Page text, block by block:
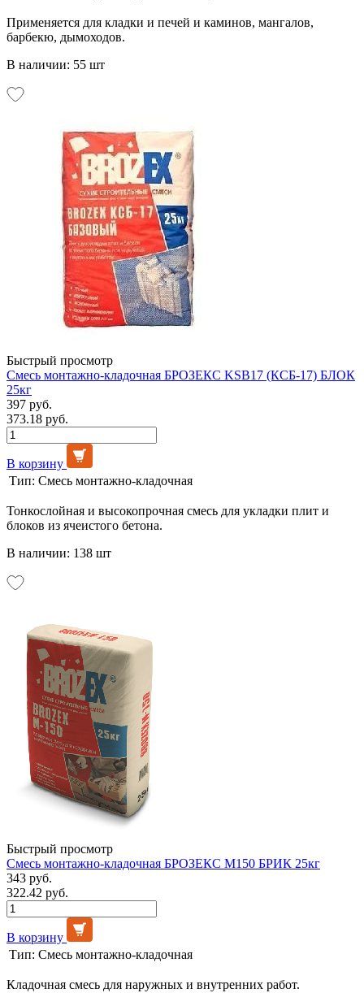
Применяется для кладки и печей и каминов, мангалов,
барбекю, дымоходов.
В наличии: 55 шт
Быстрый просмотр
Смесь монтажно-кладочная БРОЗЕКС KSB17 (КСБ-17) БЛОК
25кг
397 руб.
373.18 руб.
В корзину
Тип: Смесь монтажно-кладочная
Тонкослойная и высокопрочная смесь для укладки плит и
блоков из ячеистого бетона.
В наличии: 138 шт
Быстрый просмотр
Смесь монтажно-кладочная БРОЗЕКС М150 БРИК 25кг
343 руб.
322.42 руб.
В корзину
Тип: Смесь монтажно-кладочная
Кладочная смесь для наружных и внутренних работ.